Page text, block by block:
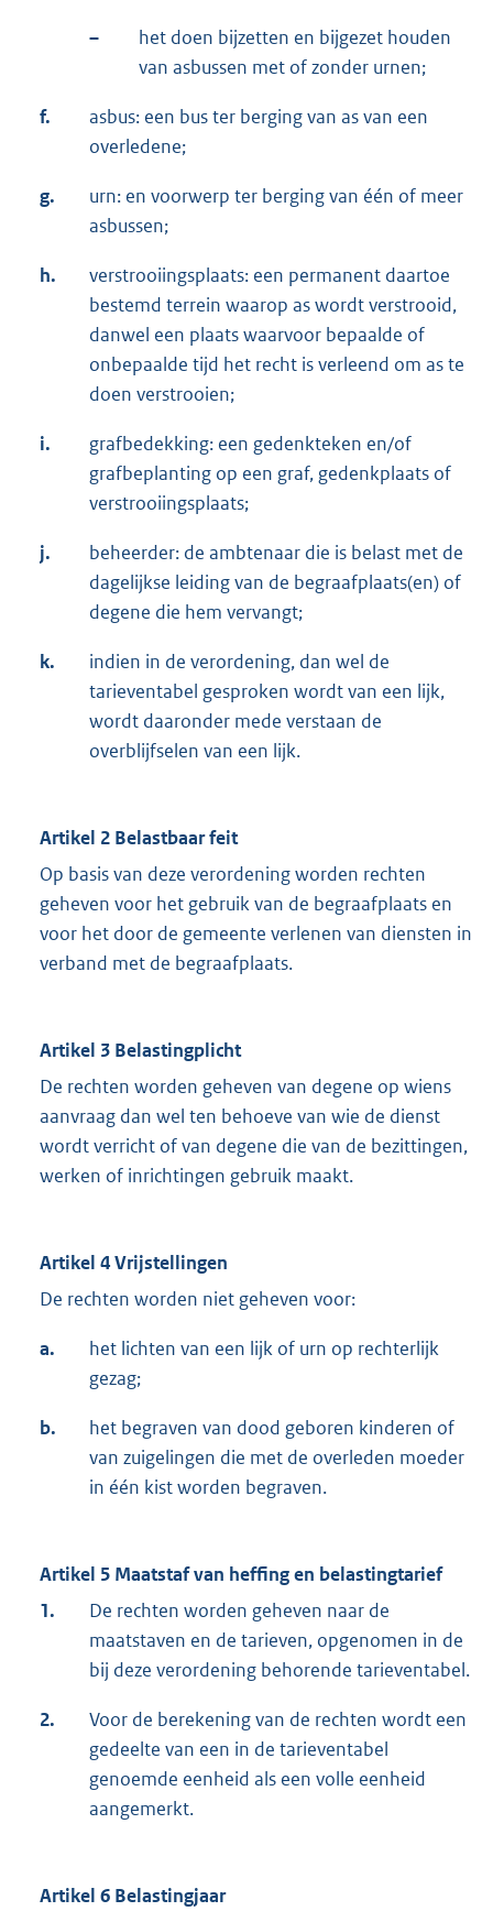
–
het doen bijzetten en bijgezet houden
van asbussen met of zonder urnen;
f.
asbus: een bus ter berging van as van een
overledene;
g.
urn: en voorwerp ter berging van één of meer
asbussen;
h.
verstrooiingsplaats: een permanent daartoe
bestemd terrein waarop as wordt verstrooid,
danwel een plaats waarvoor bepaalde of
onbepaalde tijd het recht is verleend om as te
doen verstrooien;
i.
grafbedekking: een gedenkteken en/of
grafbeplanting op een graf, gedenkplaats of
verstrooiingsplaats;
j.
beheerder: de ambtenaar die is belast met de
dagelijkse leiding van de begraafplaats(en) of
degene die hem vervangt;
k.
indien in de verordening, dan wel de
tarieventabel gesproken wordt van een lijk,
wordt daaronder mede verstaan de
overblijfselen van een lijk.
Artikel 2 Belastbaar feit
Op basis van deze verordening worden rechten
geheven voor het gebruik van de begraafplaats en
voor het door de gemeente verlenen van diensten in
verband met de begraafplaats.
Artikel 3 Belastingplicht
De rechten worden geheven van degene op wiens
aanvraag dan wel ten behoeve van wie de dienst
wordt verricht of van degene die van de bezittingen,
werken of inrichtingen gebruik maakt.
Artikel 4 Vrijstellingen
De rechten worden niet geheven voor:
a.
het lichten van een lijk of urn op rechterlijk
gezag;
b.
het begraven van dood geboren kinderen of
van zuigelingen die met de overleden moeder
in één kist worden begraven.
Artikel 5 Maatstaf van heffing en belastingtarief
1.
De rechten worden geheven naar de
maatstaven en de tarieven, opgenomen in de
bij deze verordening behorende tarieventabel.
2.
Voor de berekening van de rechten wordt een
gedeelte van een in de tarieventabel
genoemde eenheid als een volle eenheid
aangemerkt.
Artikel 6 Belastingjaar